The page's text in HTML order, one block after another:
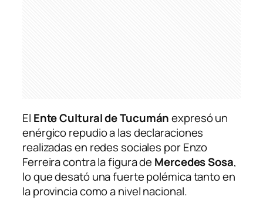
El Ente Cultural de Tucumánexpresó un
enérgico repudio a las declaraciones
realizadas en redes sociales por Enzo
Ferreira contra la figura de Mercedes Sosa,
lo que desató una fuerte polémica tanto en
la provincia como a nivel nacional.